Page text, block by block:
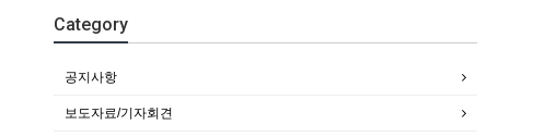
Category
공지사항
보도자료/기자회견